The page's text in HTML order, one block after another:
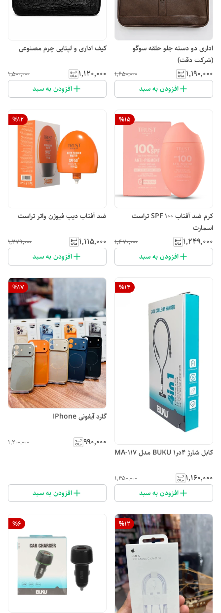
اداری دو دسته جلو حلقه سوگو
(شرکت دقت)
۱٬۱۹۰٬۰۰۰ ۱٬۶۵۰٬۰۰۰
افزودن به سبد
کیف اداری و لپتاپی چرم مصنوعی
۱٬۱۲۰٬۰۰۰ ۱٬۵۰۰٬۰۰۰
افزودن به سبد
%15
کرم ضد آفتاب SPF 100 تراست
اسمارت
۱٬۲۴۹٬۰۰۰ ۱٬۴۷۰٬۰۰۰
افزودن به سبد
%12
ضد آفتاب دیپ فیوژن واتر تراست
۱٬۱۱۵٬۰۰۰ ۱٬۲۷۹٬۰۰۰
افزودن به سبد
%14
کابل شارژ 4در1 BUKU مدل MA-117
۱٬۱۶۰٬۰۰۰ ۱٬۳۵۰٬۰۰۰
افزودن به سبد
%17
گارد آیفونی IPhone
۹۹۰٬۰۰۰ ۱٬۲۰۰٬۰۰۰
افزودن به سبد
%12
%6